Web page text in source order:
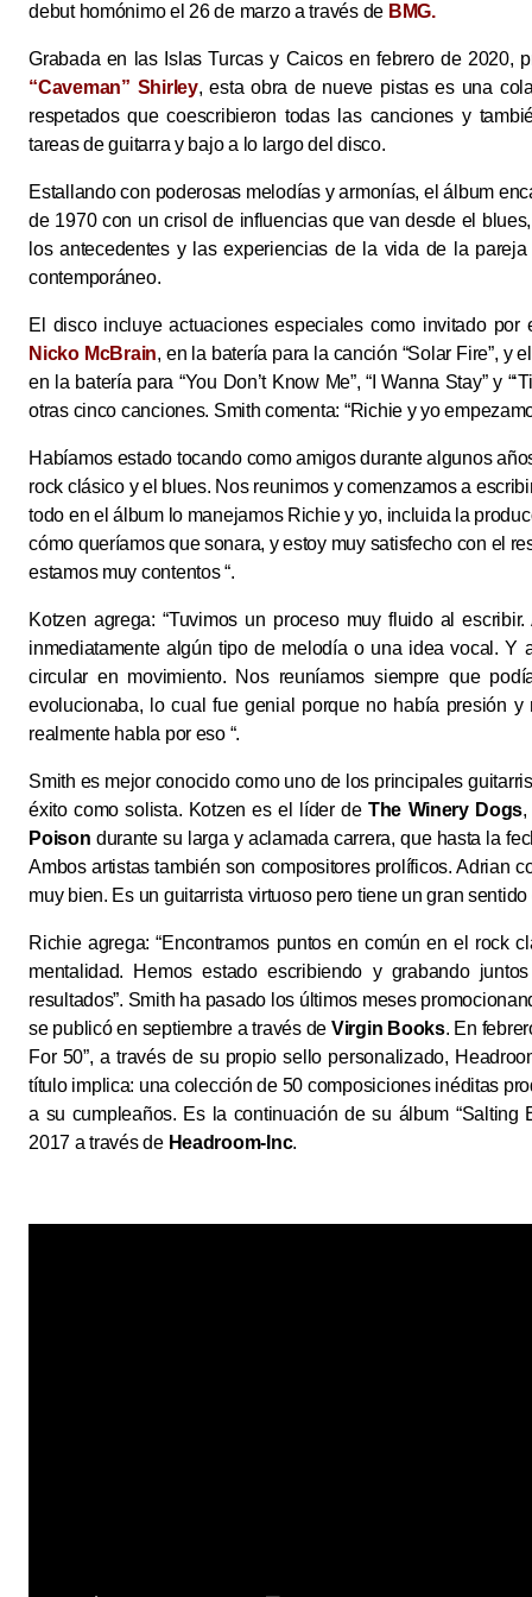
debut homónimo el 26 de marzo a través de BMG.
Grabada en las Islas Turcas y Caicos en febrero de 2020,
“Caveman” Shirley, esta obra de nueve pistas es una
respetados que coescribieron todas las canciones y
tareas de guitarra y bajo a lo largo del disco.
Estallando con poderosas melodías y armonías, el álbum
de 1970 con un crisol de influencias que van desde el
los antecedentes y las experiencias de la vida de la
contemporáneo.
El disco incluye actuaciones especiales como invitado por
Nicko McBrain, en la batería para la canción “Solar Fire”, y
en la batería para “You Don’t Know Me”, “I Wanna Stay” y
otras cinco canciones. Smith comenta: “Richie y yo
Habíamos estado tocando como amigos durante algunos
rock clásico y el blues. Nos reunimos y comenzamos a
todo en el álbum lo manejamos Richie y yo, incluida la
cómo queríamos que sonara, y estoy muy satisfecho con el
estamos muy contentos “.
Kotzen agrega: “Tuvimos un proceso muy fluido al
inmediatamente algún tipo de melodía o una idea vocal.
circular en movimiento. Nos reuníamos siempre que
evolucionaba, lo cual fue genial porque no había presión
realmente habla por eso “.
Smith es mejor conocido como uno de los principales
éxito como solista. Kotzen es el líder de The Winery Dogs,
Poison durante su larga y aclamada carrera, que hasta la
Ambos artistas también son compositores prolíficos. Adrian
muy bien. Es un guitarrista virtuoso pero tiene un gran
Richie agrega: “Encontramos puntos en común en el rock
mentalidad. Hemos estado escribiendo y grabando
resultados”. Smith ha pasado los últimos meses
se publicó en septiembre a través de Virgin Books. En
For 50”, a través de su propio sello personalizado,
título implica: una colección de 50 composiciones inéditas
a su cumpleaños. Es la continuación de su álbum
2017 a través de Headroom-Inc.